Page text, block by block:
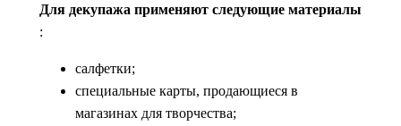
Для декупажа применяют следующие материалы
:
салфетки;
специальные карты, продающиеся в
магазинах для творчества;